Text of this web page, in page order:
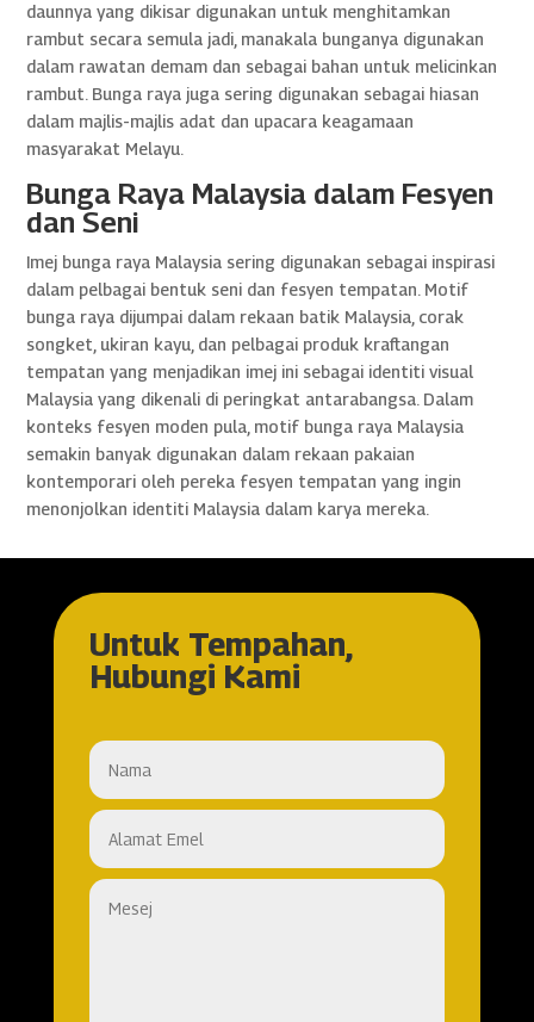
daunnya yang dikisar digunakan untuk menghitamkan
rambut secara semula jadi, manakala bunganya digunakan
dalam rawatan demam dan sebagai bahan untuk melicinkan
rambut. Bunga raya juga sering digunakan sebagai hiasan
dalam majlis-majlis adat dan upacara keagamaan
masyarakat Melayu.
Bunga Raya Malaysia dalam Fesyen
dan Seni
Imej bunga raya Malaysia sering digunakan sebagai inspirasi
dalam pelbagai bentuk seni dan fesyen tempatan. Motif
bunga raya dijumpai dalam rekaan batik Malaysia, corak
songket, ukiran kayu, dan pelbagai produk kraftangan
tempatan yang menjadikan imej ini sebagai identiti visual
Malaysia yang dikenali di peringkat antarabangsa. Dalam
konteks fesyen moden pula, motif bunga raya Malaysia
semakin banyak digunakan dalam rekaan pakaian
kontemporari oleh pereka fesyen tempatan yang ingin
menonjolkan identiti Malaysia dalam karya mereka.
Untuk Tempahan,
Hubungi Kami